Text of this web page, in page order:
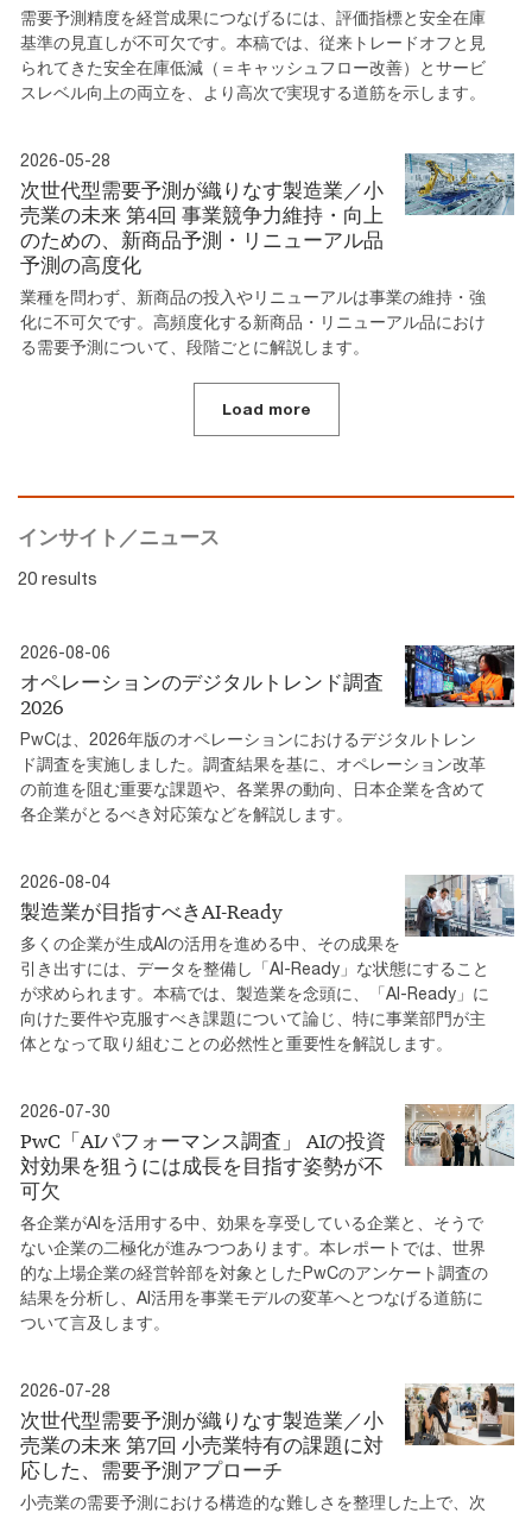
需要予測精度を経営成果につなげるには、評価指標と安全在庫
基準の見直しが不可欠です。本稿では、従来トレードオフと見
られてきた安全在庫低減（＝キャッシュフロー改善）とサービ
スレベル向上の両立を、より高次で実現する道筋を示します。
2026-05-28
次世代型需要予測が織りなす製造業／小
売業の未来 第4回 事業競争力維持・向上
のための、新商品予測・リニューアル品
予測の高度化
業種を問わず、新商品の投入やリニューアルは事業の維持・強
化に不可欠です。高頻度化する新商品・リニューアル品におけ
る需要予測について、段階ごとに解説します。
Load more
インサイト／ニュース
20 results
2026-08-06
オペレーションのデジタルトレンド調査
2026
PwCは、2026年版のオペレーションにおけるデジタルトレン
ド調査を実施しました。調査結果を基に、オペレーション改革
の前進を阻む重要な課題や、各業界の動向、日本企業を含めて
各企業がとるべき対応策などを解説します。
2026-08-04
製造業が目指すべきAI-Ready
多くの企業が生成AIの活用を進める中、その成果を
引き出すには、データを整備し「AI-Ready」な状態にすること
が求められます。本稿では、製造業を念頭に、「AI-Ready」に
向けた要件や克服すべき課題について論じ、特に事業部門が主
体となって取り組むことの必然性と重要性を解説します。
2026-07-30
PwC「AIパフォーマンス調査」 AIの投資
対効果を狙うには成長を目指す姿勢が不
可欠
各企業がAIを活用する中、効果を享受している企業と、そうで
ない企業の二極化が進みつつあります。本レポートでは、世界
的な上場企業の経営幹部を対象としたPwCのアンケート調査の
結果を分析し、AI活用を事業モデルの変革へとつなげる道筋に
ついて言及します。
2026-07-28
次世代型需要予測が織りなす製造業／小
売業の未来 第7回 小売業特有の課題に対
応した、需要予測アプローチ
小売業の需要予測における構造的な難しさを整理した上で、次